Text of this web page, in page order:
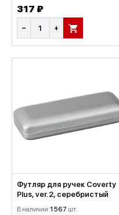
317 ₽
− + В КОРЗИНУ
Футляр для ручек Coverty
Plus, ver.2, серебристый
В наличии:1 567 шт.